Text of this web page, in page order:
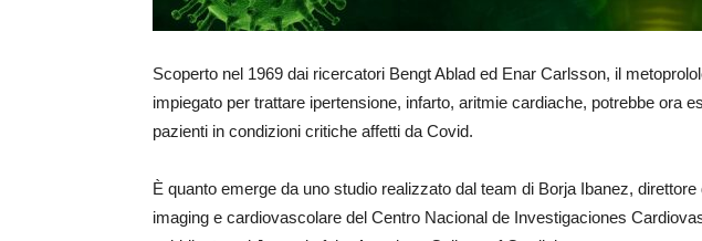
Scoperto nel 1969 dai ricercatori Bengt Ablad ed Enar Carlsson, il
impiegato per trattare ipertensione, infarto, aritmie cardiache, potrebbe ora
pazienti in condizioni critiche affetti da Covid.
È quanto emerge da uno studio realizzato dal team di Borja Ibanez,
imaging e cardiovascolare del Centro Nacional de Investigaciones